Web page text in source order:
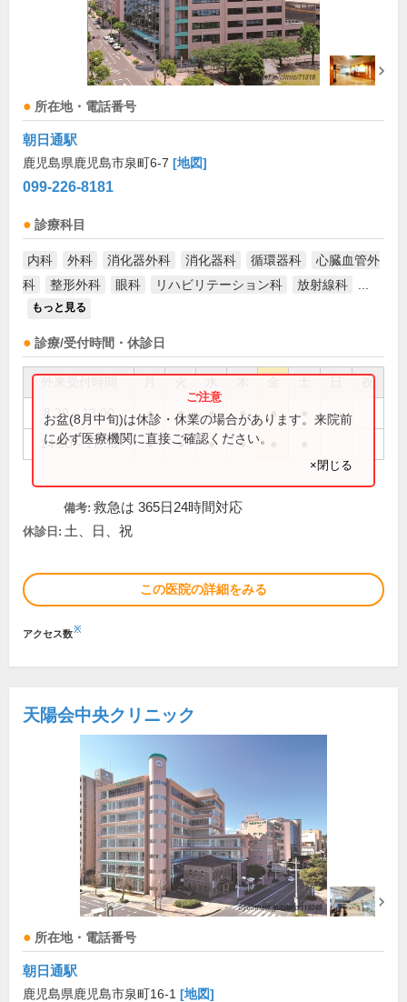
所在地・電話番号
朝日通駅
鹿児島県鹿児島市泉町6-7 [地図]
099-226-8181
診療科目
内科 外科 消化器外科 消化器科 循環器科
心臓血管外
科
整形外科 眼科 リハビリテーション科 放射線科
もっと見る
診療/受付時間・休診日
祝
8:30～13:00 ● ● ● ● ●
14:00～17:30 ● ● ● ●
お盆(8月中旬)は休診・休業の場合があります。来院前
に必ず医療機関に直接ご確認ください。
×閉じる
備考: 救急は 365日24時間対応
休診日: 土、日、祝
この医院の詳細をみる
アクセス数※
天陽会中央クリニック
所在地・電話番号
朝日通駅
鹿児島県鹿児島市泉町16-1 [地図]